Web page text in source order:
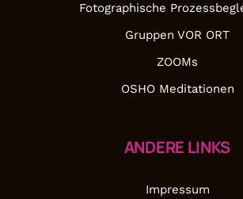
Fotographische
Gruppen VOR ORT
ZOOMs
OSHO Meditationen
ANDERE LINKS
Impressum